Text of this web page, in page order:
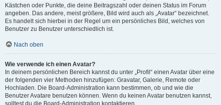
Kästchen oder Punkte, die deine Beitragszahl oder deinen Status im Forum
angeben. Das andere, meist größere, Bild wird auch als „Avatar“ bezeichnet.
Es handelt sich hierbei in der Regel um ein persönliches Bild, welches von
Benutzer zu Benutzer unterschiedlich ist.
Nach oben
Wie verwende ich einen Avatar?
In deinem persönlichen Bereich kannst du unter „Profil“ einen Avatar über eine
der folgenden vier Methoden hinzufügen: Gravatar, Galerie, Remote oder
Hochladen. Die Board-Administration kann bestimmen, ob und wie die
Benutzer Avatare benutzen können. Wenn du keinen Avatar benutzen kannst,
solltest du die Board-Administration kontaktieren.